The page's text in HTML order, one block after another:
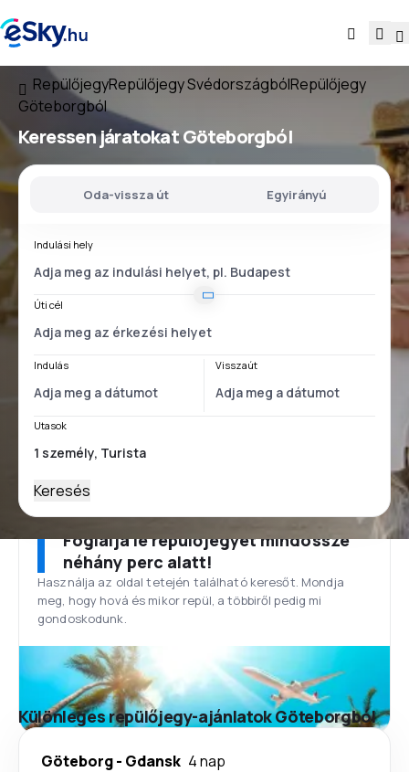
RepülőjegyRepülőjegy SvédországbólRepülőjegy
Göteborgból
Keressen járatokatGöteborgból
Oda-vissza út Egyirányú
Indulási hely
Úti cél
Indulás Visszaút
Utasok
Keresés
Foglalja le repülőjegyét mindössze
néhány perc alatt!
Használja az oldal tetején található keresőt. Mondja
meg, hogy hová és mikor repül, a többiről pedig mi
gondoskodunk.
Különleges repülőjegy-ajánlatok Göteborgból
Göteborg- Gdansk 4 nap